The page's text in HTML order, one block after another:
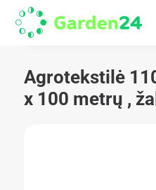
Agrotekstilė
x 100 metrų ,